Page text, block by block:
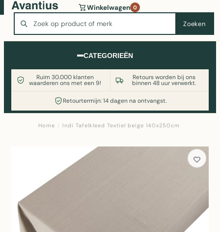
Zoeken
Winkelwagen 0
CATEGORIEËN
Ruim 30.000 klanten
waarderen ons met een 9!
Retours worden bij ons
binnen 48 uur verwerkt.
Retourtermijn: 14 dagen na ontvangst.
Wasmachine of koelkast nodig? Vergelijk alle prijzen op
Witgoedaanbod.nl
Home / Indi Tafelkleed Textiel beige 140x250cm